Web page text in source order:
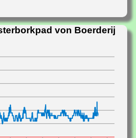
von Boerderij